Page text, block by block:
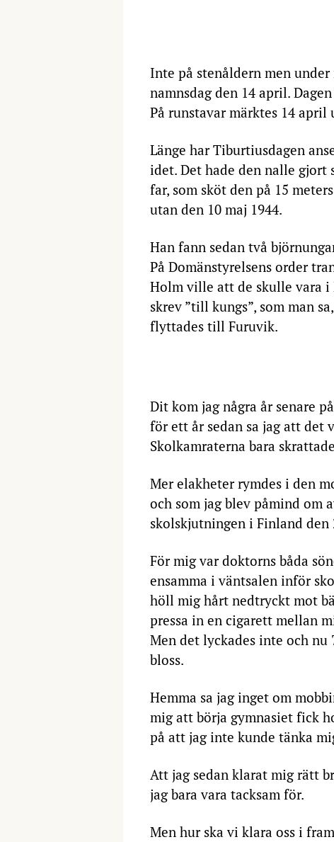
Inte på stenåldern men
namnsdag den 14 april.
På runstavar märktes 14
Länge har Tiburtiusdagen
idet. Det hade den nalle gjort
far, som sköt den på 15
utan den 10 maj 1944.
Han fann sedan två
På Domänstyrelsens order
Holm ville att de skulle vara i
skrev ”till kungs”, som man
flyttades till Furuvik.
Dit kom jag några år senare
för ett år sedan sa jag att det
Skolkamraterna bara
Mer elakheter rymdes i den
och som jag blev påmind om
skolskjutningen i Finland den
För mig var doktorns båda
ensamma i väntsalen inför
höll mig hårt nedtryckt mot
pressa in en cigarett mellan
Men det lyckades inte och
bloss.
Hemma sa jag inget om
mig att börja gymnasiet fick
på att jag inte kunde tänka
Att jag sedan klarat mig rätt
jag bara vara tacksam för.
Men hur ska vi klara oss i